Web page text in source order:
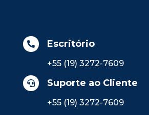
 Escritório
+55 (19) 3272-7609
 Suporte ao Cliente
+55 (19) 3272-7609